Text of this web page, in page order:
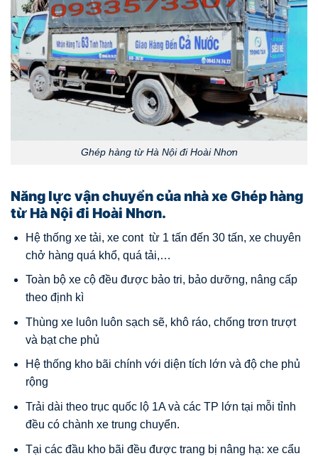
Ghép hàng từ Hà Nội đi Hoài Nhơn
Năng lực vận chuyển của nhà xe Ghép hàng
từ Hà Nội đi Hoài Nhơn.
Hệ thống xe tải, xe cont từ 1 tấn đến 30 tấn, xe chuyên
chở hàng quá khổ, quá tải,…
Toàn bộ xe cộ đều được bảo tri, bảo dưỡng, nâng cấp
theo định kì
Thùng xe luôn luôn sạch sẽ, khô ráo, chống trơn trượt
và bạt che phủ
Hệ thống kho bãi chính với diện tích lớn và độ che phủ
rộng
Trải dài theo trục quốc lộ 1A và các TP lớn tại mỗi tỉnh
đều có chành xe trung chuyển.
Tại các đầu kho bãi đều được trang bị nâng hạ: xe cẩu